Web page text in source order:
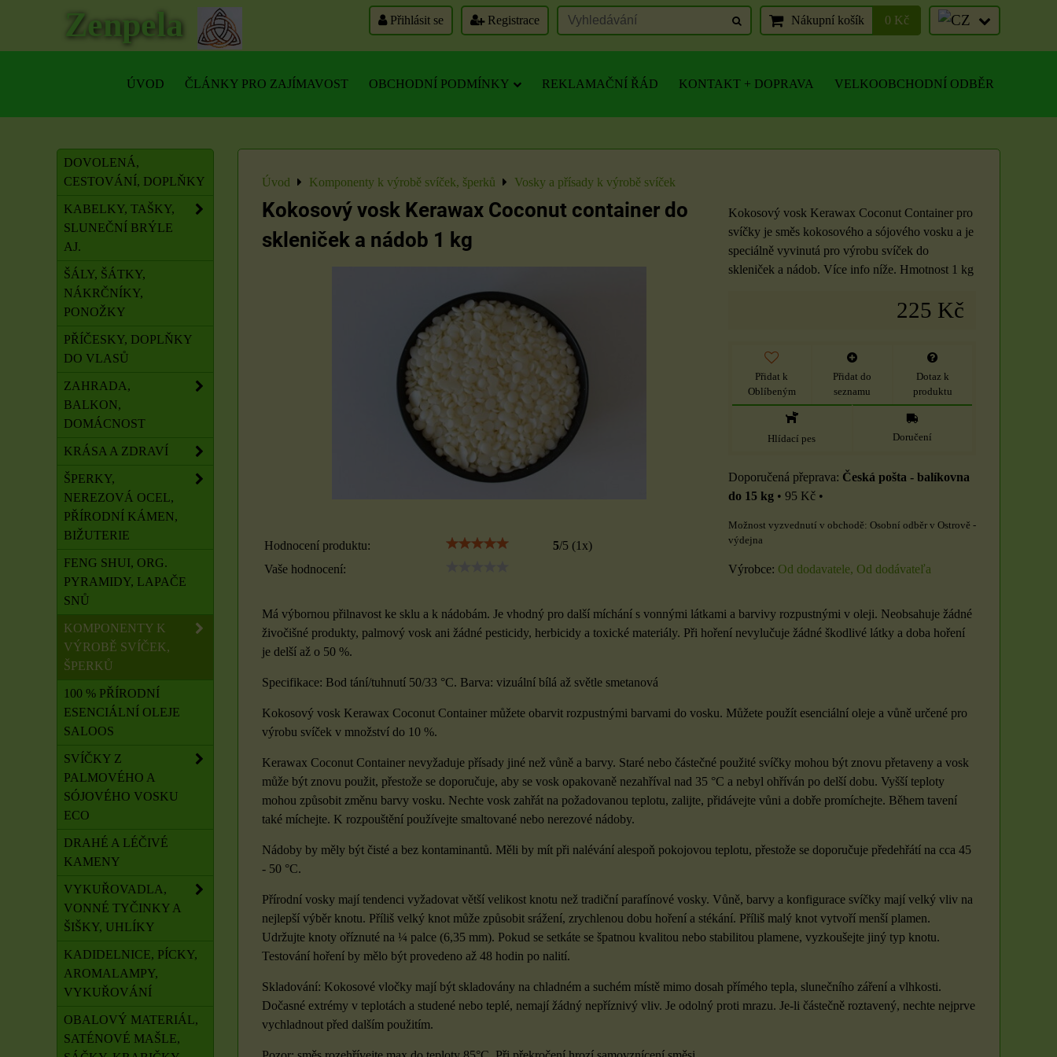
Zenpela Přihlásit se Registrace Nákupní košík 0 Kč
ÚVOD ČLÁNKY PRO ZAJÍMAVOST OBCHODNÍ PODMÍNKY REKLAMAČNÍ ŘÁD KONTAKT + DOPRAVA VELKOOBCHODNÍ ODBĚR
Úvod Komponenty k výrobě svíček, šperků Vosky a přísady k výrobě svíček
Kokosový vosk Kerawax Coconut container do
skleniček a nádob 1 kg
Hodnocení produktu: 5/5 (1 x)
Vaše hodnocení:
Kokosový vosk Kerawax Coconut Container pro
svíčky je směs kokosového a sójového vosku a je
speciálně vyvinutá pro výrobu svíček do
skleniček a nádob. Více info níže. Hmotnost 1 kg
225 Kč
Přidat k
Oblíbeným
Přidat do
seznamu
Dotaz k
produktu
Hlídací pes Doručení
Česká pošta - balíkovna
do 15 kg • 95 Kč •
Osobní odběr v Ostrově -
výdejna
Výrobce: Od dodavatele, Od dodávateľa
Má výbornou přilnavost ke sklu a k nádobám. Je vhodný pro další míchání s vonnými látkami a barvivy rozpustnými v oleji. Neobsahuje žádné
živočišné produkty, palmový vosk ani žádné pesticidy, herbicidy a toxické materiály. Při hoření nevylučuje žádné škodlivé látky a doba hoření
je delší až o 50 %.
Specifikace: Bod tání/tuhnutí 50/33 °C. Barva: vizuální bílá až světle smetanová
Kokosový vosk Kerawax Coconut Container můžete obarvit rozpustnými barvami do vosku. Můžete použít esenciální oleje a vůně určené pro
výrobu svíček v množství do 10 %.
Kerawax Coconut Container nevyžaduje přísady jiné než vůně a barvy. Staré nebo částečné použité svíčky mohou být znovu přetaveny a vosk
může být znovu použit, přestože se doporučuje, aby se vosk opakovaně nezahříval nad 35 °C a nebyl ohříván po delší dobu. Vyšší teploty
mohou způsobit změnu barvy vosku. Nechte vosk zahřát na požadovanou teplotu, zalijte, přidávejte vůni a dobře promíchejte. Během tavení
také míchejte. K rozpouštění používejte smaltované nebo nerezové nádoby.
Nádoby by měly být čisté a bez kontaminantů. Měli by mít při nalévání alespoň pokojovou teplotu, přestože se doporučuje předehřátí na cca 45
- 50 °C.
Přírodní vosky mají tendenci vyžadovat větší velikost knotu než tradiční parafínové vosky. Vůně, barvy a konfigurace svíčky mají velký vliv na
nejlepší výběr knotu. Příliš velký knot může způsobit srážení, zrychlenou dobu hoření a stékání. Příliš malý knot vytvoří menší plamen.
Udržujte knoty oříznuté na ¼ palce (6,35 mm). Pokud se setkáte se špatnou kvalitou nebo stabilitou plamene, vyzkoušejte jiný typ knotu.
Testování hoření by mělo být provedeno až 48 hodin po nalití.
Skladování: Kokosové vločky mají být skladovány na chladném a suchém místě mimo dosah přímého tepla, slunečního záření a vlhkosti.
Dočasné extrémy v teplotách a studené nebo teplé, nemají žádný nepříznivý vliv. Je odolný proti mrazu. Je-li částečně roztavený, nechte nejprve
vychladnout před dalším použitím.
DOVOLENÁ,
CESTOVÁNÍ, DOPLŇKY
KABELKY, TAŠKY,
SLUNEČNÍ BRÝLE
AJ.
ŠÁLY, ŠÁTKY,
NÁKRČNÍKY,
PONOŽKY
PŘÍČESKY, DOPLŇKY
DO VLASŮ
ZAHRADA,
BALKON,
DOMÁCNOST
KRÁSA A ZDRAVÍ
ŠPERKY,
NEREZOVÁ OCEL,
PŘÍRODNÍ KÁMEN,
BIŽUTERIE
FENG SHUI, ORG.
PYRAMIDY, LAPAČE
SNŮ
KOMPONENTY K
VÝROBĚ SVÍČEK,
ŠPERKŮ
100 % PŘÍRODNÍ
ESENCIÁLNÍ OLEJE
SALOOS
SVÍČKY Z
PALMOVÉHO A
SÓJOVÉHO VOSKU
ECO
DRAHÉ A LÉČIVÉ
KAMENY
VYKUŘOVADLA,
VONNÉ TYČINKY A
ŠIŠKY, UHLÍKY
KADIDELNICE, PÍCKY,
AROMALAMPY,
VYKUŘOVÁNÍ
OBALOVÝ MATERIÁL,
SATÉNOVÉ MAŠLE,